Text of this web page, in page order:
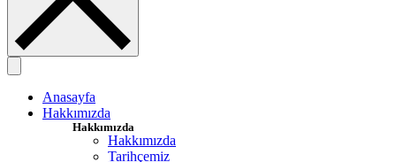
Anasayfa
Hakkımızda
Hakkımızda
Hakkımızda
Tarihçemiz